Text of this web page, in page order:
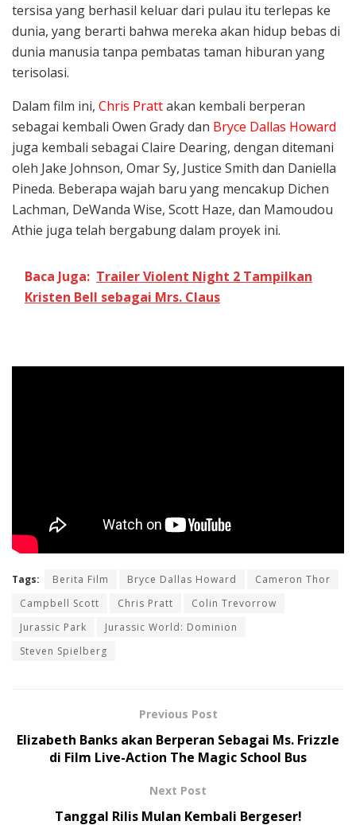
tersisa yang berhasil keluar dari pulau itu terlepas ke
dunia, yang berarti bahwa mereka akan hidup bebas di
dunia manusia tanpa pembatas taman hiburan yang
terisolasi.
Dalam film ini, Chris Prattakan kembali berperan
sebagai kembali Owen Grady dan Bryce Dallas Howard
juga kembali sebagai Claire Dearing, dengan ditemani
oleh Jake Johnson, Omar Sy, Justice Smith dan Daniella
Pineda. Beberapa wajah baru yang mencakup Dichen
Lachman, DeWanda Wise, Scott Haze, dan Mamoudou
Athie juga telah bergabung dalam proyek ini.
Baca Juga: Trailer Violent Night 2 Tampilkan
Kristen Bell sebagai Mrs. Claus
Tags: Berita Film Bryce Dallas Howard
Cameron Thor
Campbell Scott
Chris Pratt
Colin Trevorrow
Jurassic Park
Jurassic World: Dominion
Steven Spielberg
Previous Post
Elizabeth Banks akan Berperan Sebagai Ms. Frizzle
di Film Live-Action The Magic School Bus
Next Post
Tanggal Rilis Mulan Kembali Bergeser!